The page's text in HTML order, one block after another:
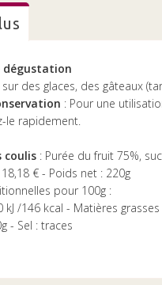
dégustation
des glaces, des gâteaux
: Pour une
le rapidement.
coulis : Purée du fruit 75%,
€ - Poids net : 220g
pour 100g :
kJ /146 kcal - Matières
- Sel : traces